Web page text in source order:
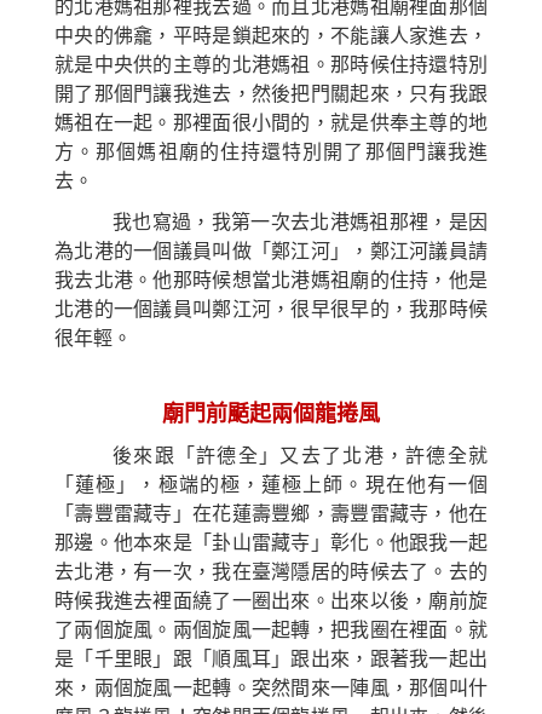
的北港媽祖那裡我去過。而且北港媽祖廟裡面那個
中央的佛龕，平時是鎖起來的，不能讓人家進去，
就是中央供的主尊的北港媽祖。那時候住持還特別
開了那個門讓我進去，然後把門關起來，只有我跟
媽祖在一起。那裡面很小間的，就是供奉主尊的地
方。那個媽祖廟的住持還特別開了那個門讓我進
去。
我也寫過，我第一次去北港媽祖那裡，是因
為北港的一個議員叫做「鄭江河」，鄭江河議員請
我去北港。他那時候想當北港媽祖廟的住持，他是
北港的一個議員叫鄭江河，很早很早的，我那時候
很年輕。
廟門前颳起兩個龍捲風
後來跟「許德全」又去了北港，許德全就
「蓮極」，極端的極，蓮極上師。現在他有一個
「壽豐雷藏寺」在花蓮壽豐鄉，壽豐雷藏寺，他在
那邊。他本來是「卦山雷藏寺」彰化。他跟我一起
去北港，有一次，我在臺灣隱居的時候去了。去的
時候我進去裡面繞了一圈出來。出來以後，廟前旋
了兩個旋風。兩個旋風一起轉，把我圈在裡面。就
是「千里眼」跟「順風耳」跟出來，跟著我一起出
來，兩個旋風一起轉。突然間來一陣風，那個叫什